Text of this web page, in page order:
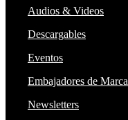
Audios & Videos
Descargables
Eventos
Embajadores de Marca
Newsletters